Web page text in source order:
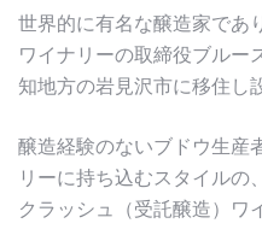
世界的に有名な醸造家であ
ワイナリーの取締役ブルー
知地方の岩見沢市に移住し
醸造経験のないブドウ生産
リーに持ち込むスタイルの
クラッシュ（受託醸造）ワ